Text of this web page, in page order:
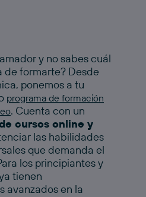
y no sabes cuál
de formarte? Desde
ponemos a tu
programa de formación
. Cuenta con un
cursos online y
las habilidades
que demanda el
los principiantes y
tienen
avanzados en la